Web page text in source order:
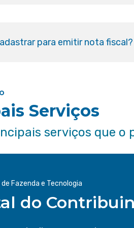
para emitir nota fiscal?
Serviços
serviços que
Fazenda e Tecnologia
do